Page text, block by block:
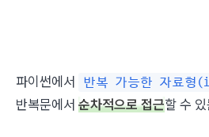
파이썬에서 반복 가능한 자료형
반복문에서 순차적으로 접근할 수